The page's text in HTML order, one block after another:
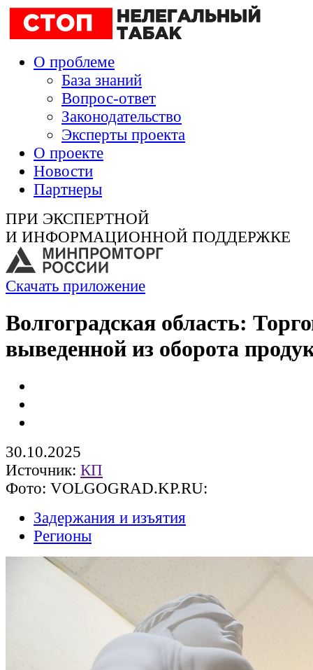
О проблеме
База знаний
Вопрос-ответ
Законодательство
Эксперты проекта
О проекте
Новости
Партнеры
ПРИ ЭКСПЕРТНОЙ
И ИНФОРМАЦИОННОЙ ПОДДЕРЖКЕ
Скачать приложение
Волгоградская область:
выведенной из оборота
30.10.2025
Источник: КП
Фото: VOLGOGRAD.KP.RU:
Задержания и изъятия
Регионы